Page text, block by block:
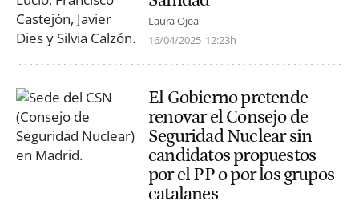
Laura Ojea
16/04/2025 12:23h
El Gobierno pretende
renovar el Consejo de
Seguridad Nuclear sin
candidatos propuestos
por el PP o por los grupos
catalanes